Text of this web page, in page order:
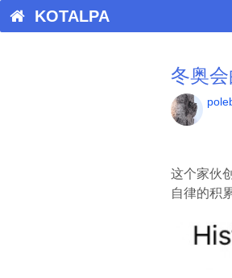
KOTALPA
冬奥
这个家伙
自律的积